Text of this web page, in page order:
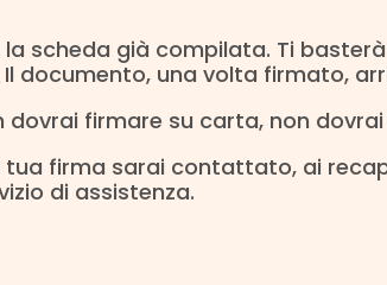
scheda già compilata. Ti
Il documento, una volta firmato,
firmare su carta, non
tua firma sarai contattato, ai
di assistenza.